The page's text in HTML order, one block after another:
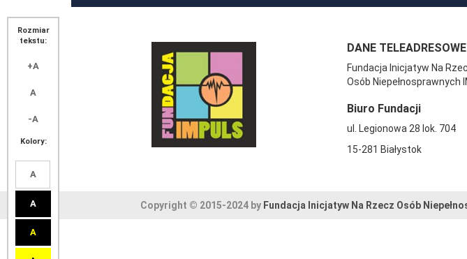
Rozmiar
tekstu:
+A
A
-A
Kolory:
A
A
A
DANE TELEADRESOWE
Fundacja Inicjatyw Na
Osób Niepełnosprawnych
Biuro Fundacji
ul. Legionowa 28 lok. 704
15-281 Białystok
Copyright © 2015-2024 by Fundacja Inicjatyw Na Rzecz Osób